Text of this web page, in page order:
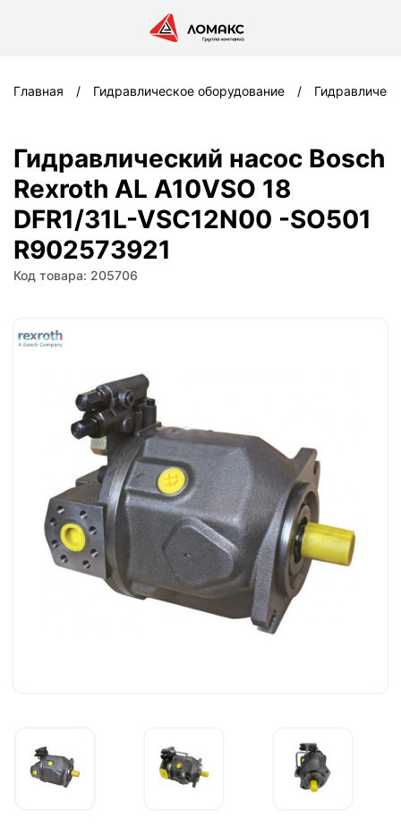
Главная Гидравлическое оборудование
Гидравлический насос Bosch
Rexroth AL A10VSO 18
DFR1/31L-VSC12N00 -SO501
R902573921
Код товара: 205706